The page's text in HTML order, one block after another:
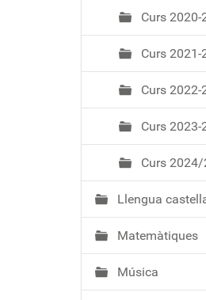
Curs 2020-
Curs 2021-
Curs 2022-
Curs 2023-
Curs
Llengua
Matemàtiques
Música